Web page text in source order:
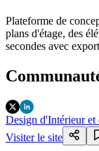
Plateforme de
plans d'étage, des
secondes avec
Design d'Intérieur et
Visiter le site